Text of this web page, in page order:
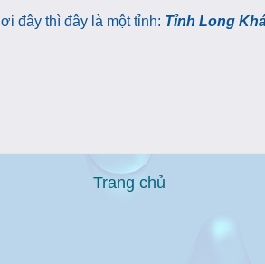
đây thì đây là một tỉnh: Tỉnh Long
Trang chủ